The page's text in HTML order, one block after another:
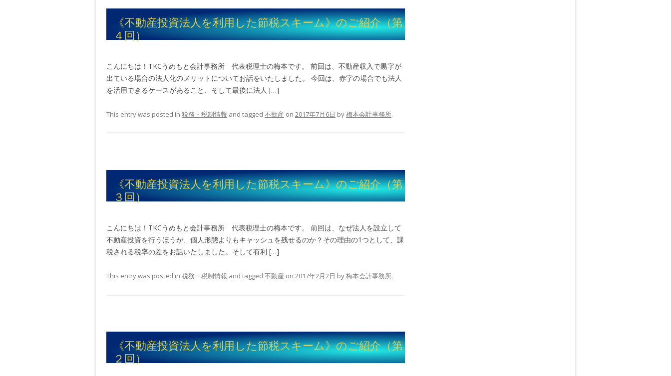
《不動産投資法人を利用した節税スキーム》のご紹介（第
４回）
こんにちは！TKCうめもと会計事務所 代表税理士の梅本です。 前回は、不動産収入で黒字が
出ている場合の法人化のメリットについてお話をいたしました。 今回は、赤字の場合でも法人
を活用できるケースがあること、そして最後に法人 […]
This entry was posted in 税務・税制情報 and tagged 不動産 on 2017年7月6日 by梅本会計事務所.
《不動産投資法人を利用した節税スキーム》のご紹介（第
３回）
こんにちは！TKCうめもと会計事務所 代表税理士の梅本です。 前回は、なぜ法人を設立して
不動産投資を行うほうが、個人形態よりもキャッシュを残せるのか？その理由の1つとして、課
税される税率の差をお話いたしました。そして有利 […]
This entry was posted in 税務・税制情報 and tagged 不動産 on 2017年2月2日 by梅本会計事務所.
《不動産投資法人を利用した節税スキーム》のご紹介（第
２回）